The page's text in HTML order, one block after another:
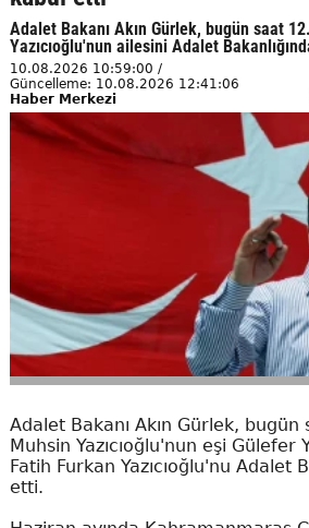
Adalet Bakanı Akın Gürlek, bugün saat
Yazıcıoğlu'nun ailesini Adalet
10.08.2026 10:59:00 /
Güncelleme: 10.08.2026 12:41:06
Haber Merkezi
Adalet Bakanı Akın Gürlek,
Muhsin Yazıcıoğlu'nun eşi Gülefer
Fatih Furkan Yazıcıoğlu'nu Adalet
etti.